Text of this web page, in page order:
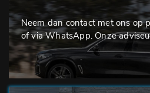
Neem dan contact met ons op
of via WhatsApp. Onze